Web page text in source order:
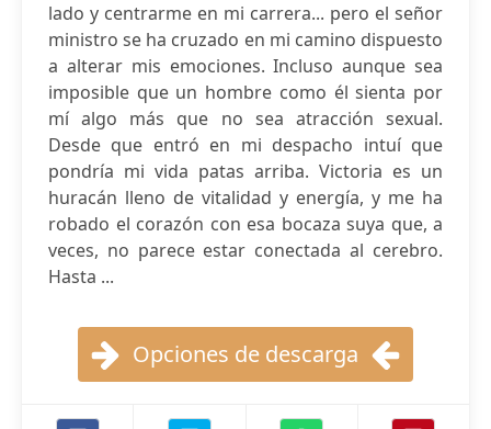
lado y centrarme en mi carrera... pero el señor
ministro se ha cruzado en mi camino dispuesto
a alterar mis emociones. Incluso aunque sea
imposible que un hombre como él sienta por
mí algo más que no sea atracción sexual.
Desde que entró en mi despacho intuí que
pondría mi vida patas arriba. Victoria es un
huracán lleno de vitalidad y energía, y me ha
robado el corazón con esa bocaza suya que, a
veces, no parece estar conectada al cerebro.
Hasta ...
Opciones de descarga